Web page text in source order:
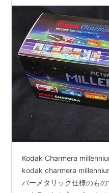
Kodak Charmera
kodak charmera
バーメタリック仕様のも